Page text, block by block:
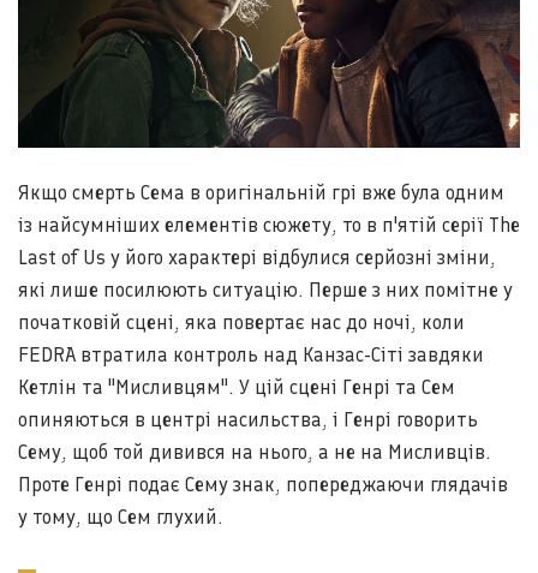
Якщо смерть Сема в оригінальній грі вже була одним
із найсумніших елементів сюжету, то в п'ятій серії The
Last of Us у його характері відбулися серйозні зміни,
які лише посилюють ситуацію. Перше з них помітне у
початковій сцені, яка повертає нас до ночі, коли
FEDRA втратила контроль над Канзас-Сіті завдяки
Кетлін та "Мисливцям". У цій сцені Генрі та Сем
опиняються в центрі насильства, і Генрі говорить
Сему, щоб той дивився на нього, а не на Мисливців.
Проте Генрі подає Сему знак, попереджаючи глядачів
у тому, що Сем глухий.